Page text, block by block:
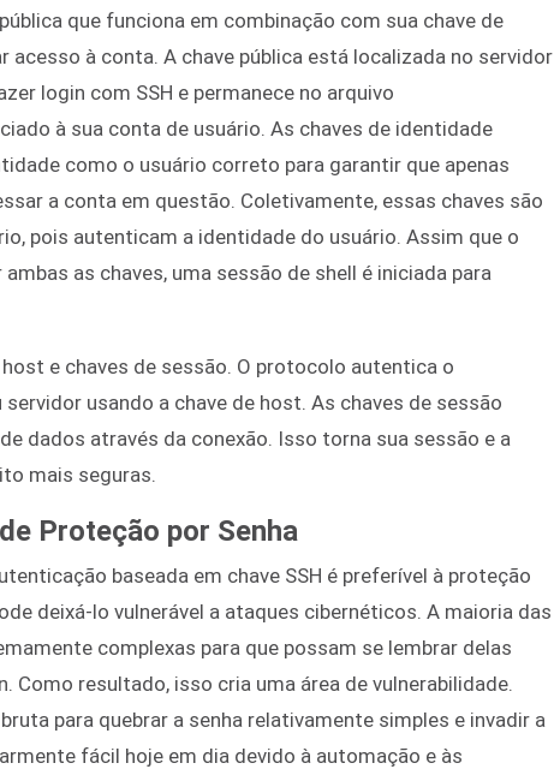
que funciona em combinação com sua chave de
acesso à conta. A chave pública está localizada no servidor
login com SSH e permanece no arquivo
à sua conta de usuário. As chaves de identidade
como o usuário correto para garantir que apenas
a conta em questão. Coletivamente, essas chaves são
pois autenticam a identidade do usuário. Assim que o
as chaves, uma sessão de shell é iniciada para
e chaves de sessão. O protocolo autentica o
usando a chave de host. As chaves de sessão
dados através da conexão. Isso torna sua sessão e a
mais seguras.
Proteção por Senha
baseada em chave SSH é preferível à proteção
deixá-lo vulnerável a ataques cibernéticos. A maioria das
complexas para que possam se lembrar delas
Como resultado, isso cria uma área de vulnerabilidade.
para quebrar a senha relativamente simples e invadir a
fácil hoje em dia devido à automação e às